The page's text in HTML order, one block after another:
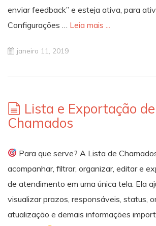
enviar feedback” e esteja ativa, para
Configurações … Leia mais ...
janeiro 11, 2019
Lista e Exportação de
Chamados
Para que serve? A Lista de
acompanhar, filtrar, organizar, editar e
de atendimento em uma única tela. Ela
visualizar prazos, responsáveis, status,
atualização e demais informações